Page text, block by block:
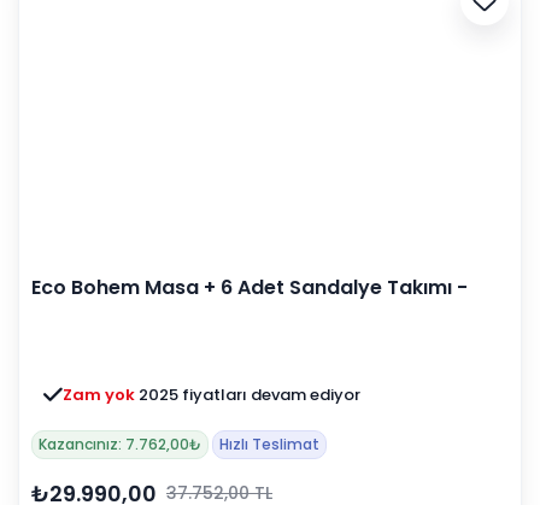
Eco Bohem Masa + 6 Adet Sandalye Takımı -
Zam yok 2025 fiyatları devam ediyor
Kazancınız: 7.762,00₺ Hızlı Teslimat
₺29.990,00 37.752,00 TL